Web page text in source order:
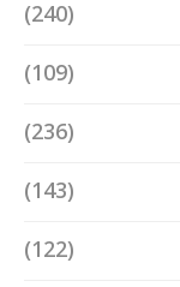
(240)
(109)
(236)
(143)
(122)